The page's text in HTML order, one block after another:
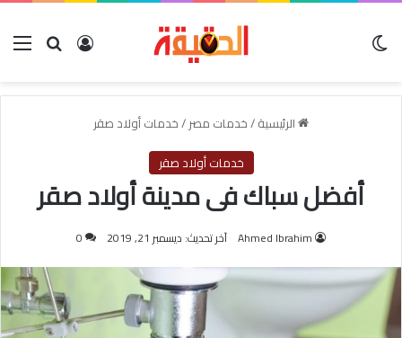
بحث عنتسجيل
الرئيسية/خدمات مصر/خدمات أولاد صقر
خدمات أولاد صقر
أفضل سباك فى مدينة أولاد صقر
Ahmed Ibrahim آخر تحديث: ديسمبر 21, 2019 0